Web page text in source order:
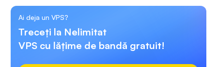
Ai deja un VPS?
Treceți la Nelimitat
VPS cu lățime de bandă gratuit!